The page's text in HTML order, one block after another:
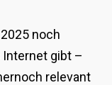
noch
gibt –
relevant